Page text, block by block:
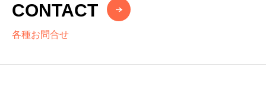
CONTACT
各種お問合せ